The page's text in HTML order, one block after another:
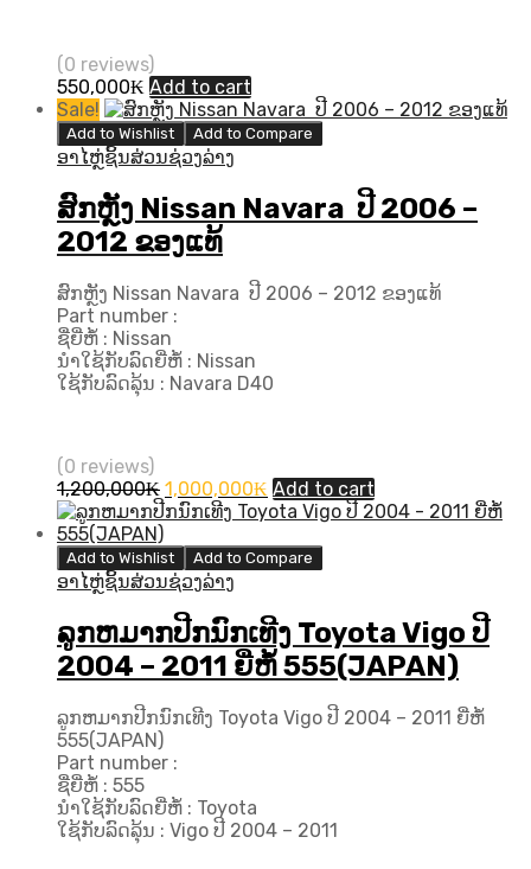
(0 reviews)
550,000₭ Add to cart
Sale!
Add to Wishlist Add to Compare
ອາໄຫຼ່ຊິ້ນສ່ວນຊ່ວງລ່າງ
ສົກຫຼັງ Nissan Navara ປີ 2006 –
2012 ຂອງແທ້
ສົກຫຼັງ Nissan Navara ປີ 2006 – 2012 ຂອງແທ້
Part number :
ຊື່ຍີ່ຫໍ້ : Nissan
ນຳໃຊ້ກັບລົດຍີ່ຫໍ້ : Nissan
ໃຊ້ກັບລົດລຸ້ນ : Navara D40
(0 reviews)
1,200,000₭ Original
price
1,200,000₭.
1,000,000₭ Current
price
1,000,000₭.
Add to cart
Add to Wishlist Add to Compare
ອາໄຫຼ່ຊິ້ນສ່ວນຊ່ວງລ່າງ
ລູກຫມາກປີກນົກເທີງ Toyota Vigo ປີ
2004 – 2011 ຍີ່ຫໍ້ 555(JAPAN)
ລູກຫມາກປີກນົກເທີງ Toyota Vigo ປີ 2004 – 2011 ຍີ່ຫໍ້
555(JAPAN)
Part number :
ຊື່ຍີ່ຫໍ້ : 555
ນຳໃຊ້ກັບລົດຍີ່ຫໍ້ : Toyota
ໃຊ້ກັບລົດລຸ້ນ : Vigo ປີ 2004 – 2011